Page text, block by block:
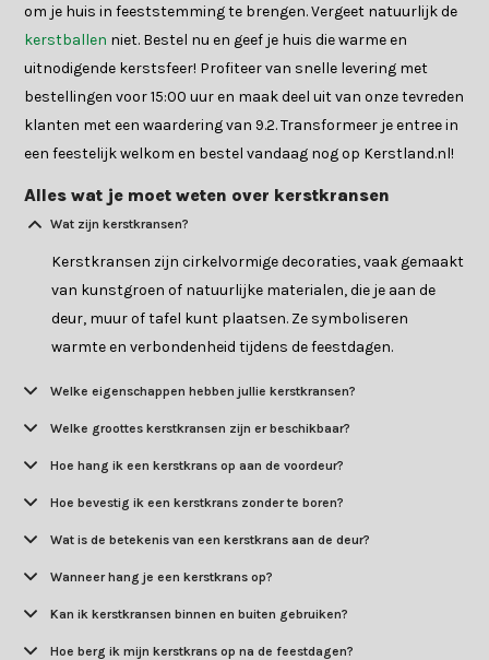
om je huis in feeststemming te brengen. Vergeet natuurlijk de
kerstballen niet. Bestel nu en geef je huis die warme en
uitnodigende kerstsfeer! Profiteer van snelle levering met
bestellingen voor 15:00 uur en maak deel uit van onze tevreden
klanten met een waardering van 9.2. Transformeer je entree in
een feestelijk welkom en bestel vandaag nog op Kerstland.nl!
Alles wat je moet weten over kerstkransen
Wat zijn kerstkransen?
Kerstkransen zijn cirkelvormige decoraties, vaak gemaakt
van kunstgroen of natuurlijke materialen, die je aan de
deur, muur of tafel kunt plaatsen. Ze symboliseren
warmte en verbondenheid tijdens de feestdagen.
Welke eigenschappen hebben jullie kerstkransen?
Welke groottes kerstkransen zijn er beschikbaar?
Hoe hang ik een kerstkrans op aan de voordeur?
Hoe bevestig ik een kerstkrans zonder te boren?
Wat is de betekenis van een kerstkrans aan de deur?
Wanneer hang je een kerstkrans op?
Kan ik kerstkransen binnen en buiten gebruiken?
Hoe berg ik mijn kerstkrans op na de feestdagen?